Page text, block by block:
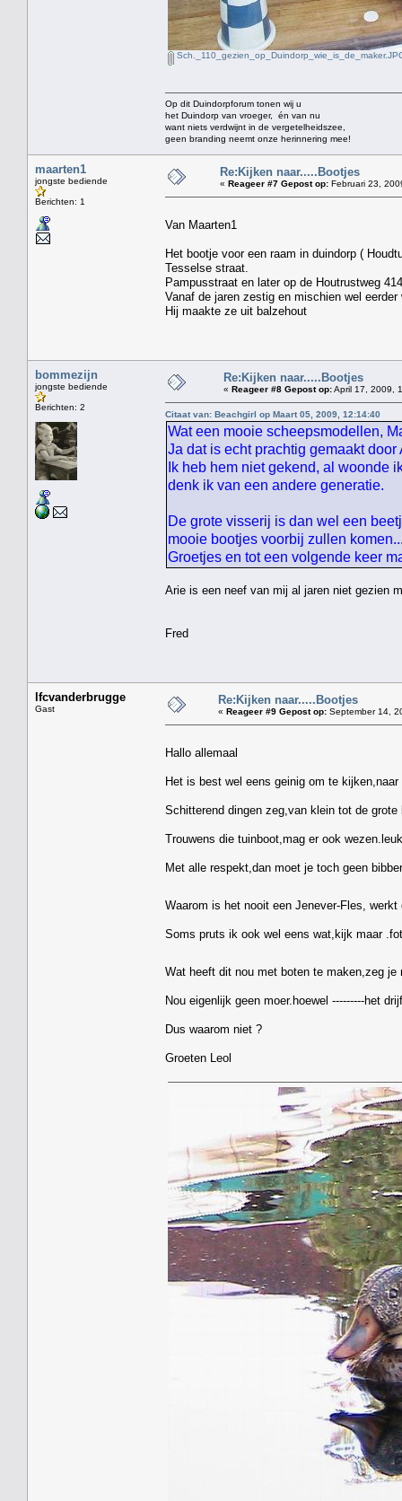
Op dit Duindorpforum tonen wij u
het Duindorp van vroeger, én van nu
want niets verdwijnt in de vergetelheidszee,
geen branding neemt onze herinnering mee!
maarten1
jongste bediende
Berichten: 1
Re:Kijken naar.....Bootjes
« Reageer #7 Gepost op: Februari 23,
Van Maarten1
Het bootje voor een raam in duindorp (
Tesselse straat. Hij
Pampusstraat en later op de Houtrustweg 414
Vanaf de jaren zestig en mischien wel
Hij maakte ze uit balzehout
bommezijn
jongste bediende
Berichten: 2
Re:Kijken naar.....Bootjes
« Reageer #8 Gepost op:April 17, 2009,
Citaat van: Beachgirl op Maart 05, 2009, 12:14:40
Wat een mooie scheepsmodellen,
Ja dat is echt prachtig gemaakt door
Ik heb hem niet gekend, al woonde
denk ik van een andere generatie.
De grote visserij is dan wel een
mooie bootjes voorbij zullen
Groetjes en tot een volgende keer
Arie is een neef van mij al jaren niet gezien
Fred
lfcvanderbrugge
Gast
Re:Kijken naar.....Bootjes
« Reageer #9 Gepost op: September 14,
Hallo allemaal
Het is best wel eens geinig om te
Schitterend dingen zeg,van klein tot de
Trouwens die tuinboot,mag er ook
Met alle respekt,dan moet je toch geen
Waarom is het nooit een Jenever-Fles,
Soms pruts ik ook wel eens wat,kijk maar
Wat heeft dit nou met boten te maken,zeg je
Nou eigenlijk geen moer.hoewel ---------het
Dus waarom niet ?
Groeten Leol